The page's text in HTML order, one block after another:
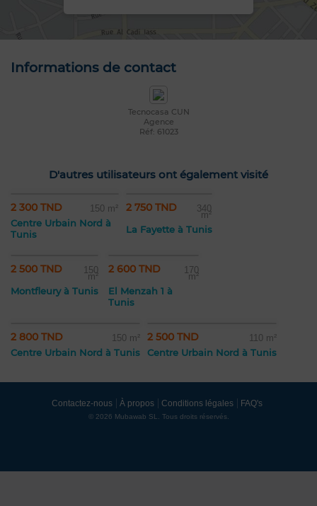
Informations de contact
Tecnocasa CUN
Agence
Réf: 61023
D'autres utilisateurs ont également visité
2 300 TND 150 m²
Centre Urbain Nord à
Tunis
2 750 TND 340
m²
La Fayette à Tunis
2 500 TND 150
m²
Montfleury à Tunis
2 600 TND 170
m²
El Menzah 1 à
Tunis
2 800 TND 150 m²
Centre Urbain Nord à Tunis
2 500 TND 110 m²
Centre Urbain Nord à Tunis
Contactez-nous À propos Conditions légales FAQ's
© 2026 Mubawab SL. Tous droits réservés.